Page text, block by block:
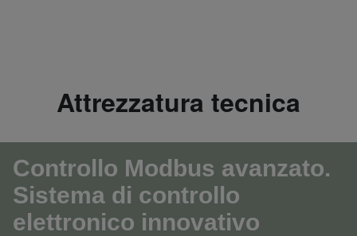
Attrezzatura tecnica
Controllo Modbus avanzato.
Sistema di controllo
elettronico innovativo